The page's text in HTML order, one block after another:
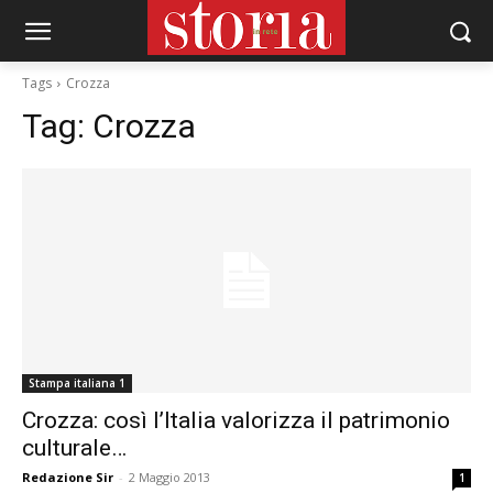
Tags Crozza
Tag: Crozza
Stampa italiana 1
Crozza: così l’Italia valorizza il patrimonio
culturale…
Redazione Sir - 2 Maggio 2013 1